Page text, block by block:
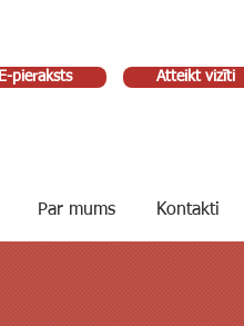
E-pieraksts Atteikt vizīti
Par mums Kontakti